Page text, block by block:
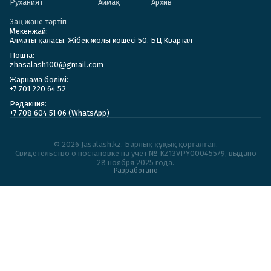
Руханият Аймақ Архив
Заң және тәртіп
Мекенжай:
Алматы қаласы. Жібек жолы көшесі 50. БЦ Квартал
Пошта:
zhasalash100@gmail.com
Жарнама бөлімі:
+7 701 220 64 52
Редакция:
+7 708 604 51 06 (WhatsApp)
© 2026 Jasalash.kz. Барлық құқық қорғалған.
Cвидетельство о постановке на учет № KZ13VPY00045579, выдано
28 ноября 2025 года.
Разработано